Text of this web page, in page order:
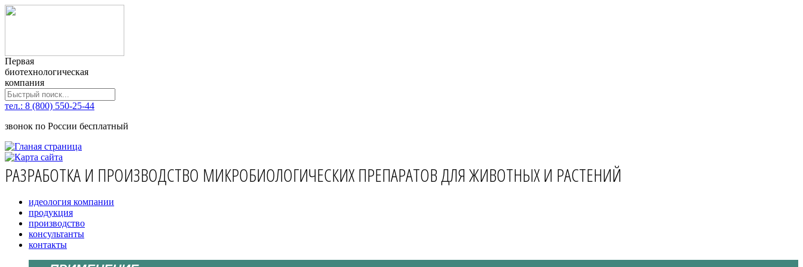
Первая
биотехнологическая
компания
тел.: 8 (800) 550-25-44
звонок по России бесплатный
РАЗРАБОТКА И ПРОИЗВОДСТВО МИКРОБИОЛОГИЧЕСКИХ ПРЕПАРАТОВ ДЛЯ ЖИВОТНЫХ И РАСТЕНИЙ
идеология компании
продукция
производство
консультанты
контакты